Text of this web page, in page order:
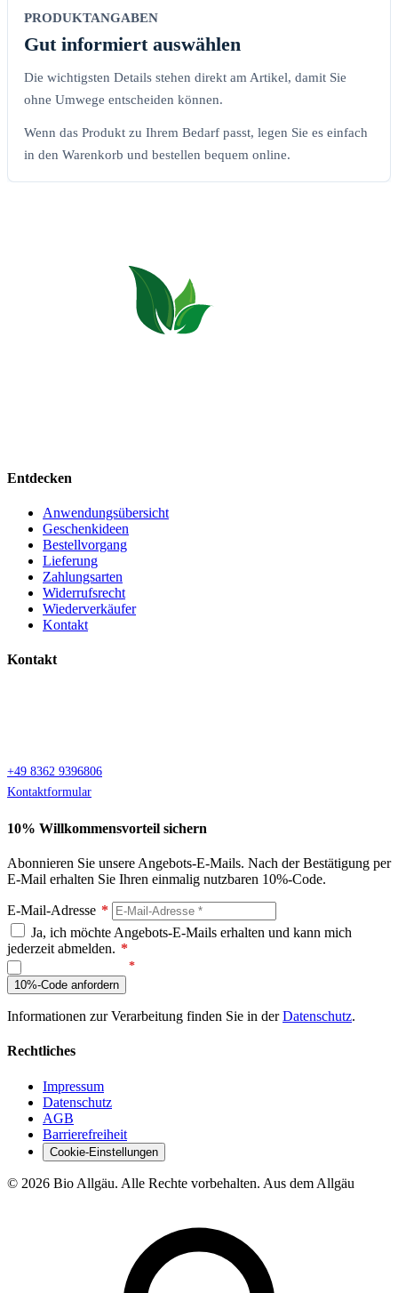
PRODUKTANGABEN
Gut informiert auswählen
Die wichtigsten Details stehen direkt am Artikel, damit Sie
ohne Umwege entscheiden können.
Wenn das Produkt zu Ihrem Bedarf passt, legen Sie es einfach
in den Warenkorb und bestellen bequem online.
Entdecken
Anwendungsübersicht
Geschenkideen
Bestellvorgang
Lieferung
Zahlungsarten
Widerrufsrecht
Wiederverkäufer
Kontakt
Kontakt
+49 8362 9396806
Kontaktformular
10% Willkommensvorteil sichern
Abonnieren Sie unsere Angebots-E-Mails. Nach der Bestätigung per
E-Mail erhalten Sie Ihren einmalig nutzbaren 10%-Code.
E-Mail-Adresse *
Ja, ich möchte Angebots-E-Mails erhalten und kann mich
jederzeit abmelden. *
10%-Code anfordern
Informationen zur Verarbeitung finden Sie in derDatenschutz.
Rechtliches
Impressum
Datenschutz
AGB
Barrierefreiheit
Cookie-Einstellungen
© 2026 Bio Allgäu. Alle Rechte vorbehalten. Aus dem Allgäu